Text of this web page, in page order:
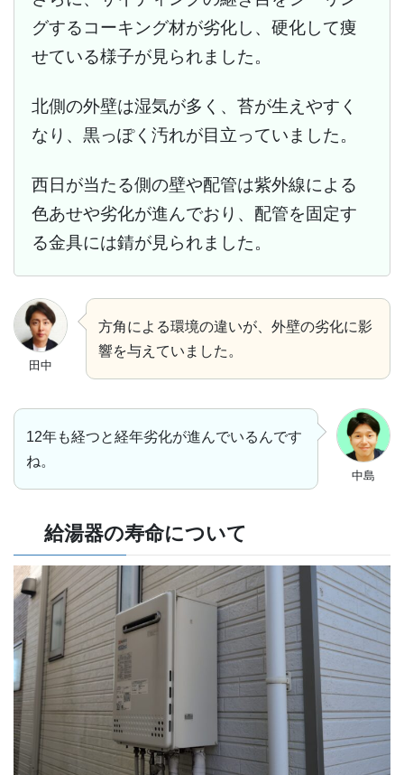
グするコーキング材が劣化し、硬化して痩
せている様子が見られました。
北側の外壁は湿気が多く、苔が生えやすく
なり、黒っぽく汚れが目立っていました。
西日が当たる側の壁や配管は紫外線による
色あせや劣化が進んでおり、配管を固定す
る金具には錆が見られました。
田中
方角による環境の違いが、外壁の劣化に影
響を与えていました。
中島
12年も経つと経年劣化が進んでいるんです
ね。
給湯器の寿命について